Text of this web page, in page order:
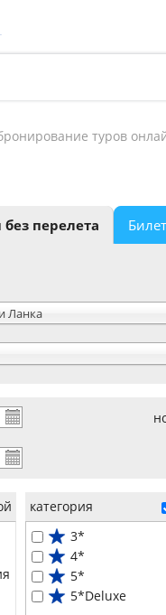
туров
перелета
Ланка
категория
3*
4*
5*
5*Deluxe